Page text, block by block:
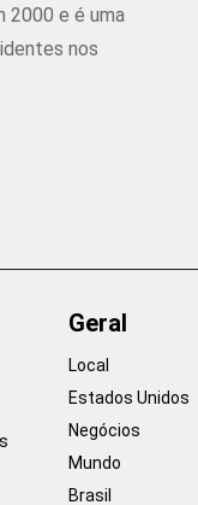
2000 e é uma
nos
Geral
Local
Estados Unidos
Negócios
Mundo
Brasil